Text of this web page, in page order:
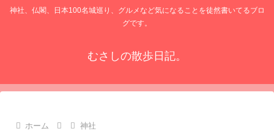
神社、仏閣、日本100名城巡り、グルメなど気になることを徒然書いてるブロ
グです。
むさしの散歩日記。
ホーム 神社